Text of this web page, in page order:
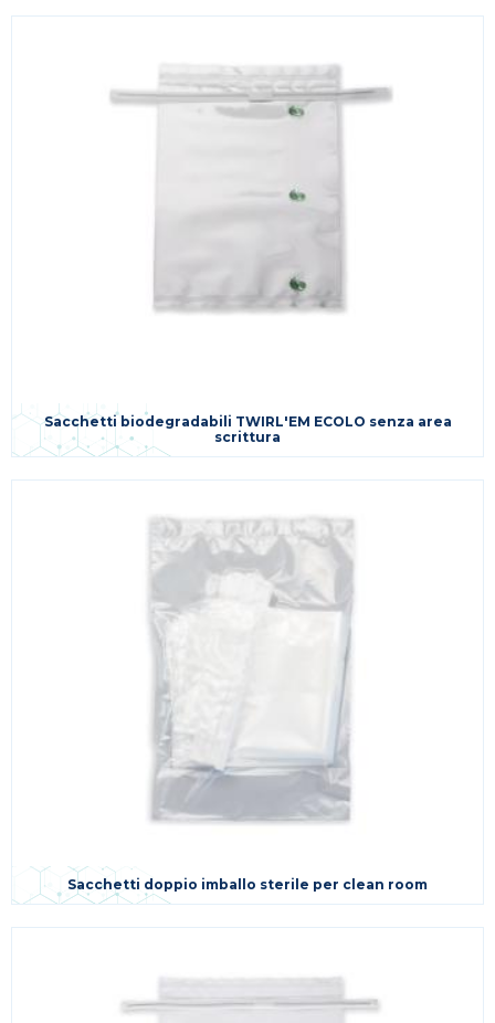
Sacchetti biodegradabili TWIRL'EM ECOLO senza area
scrittura
Sacchetti doppio imballo sterile per clean room